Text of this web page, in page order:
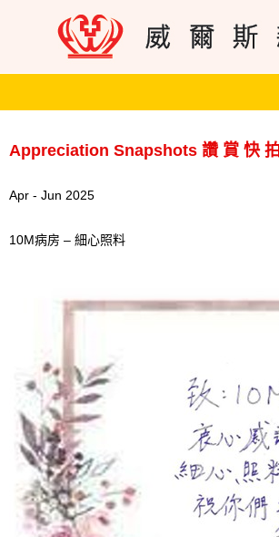
Appreciation Snapshots 讚 賞 快 拍
Apr - Jun 2025
10M病房 – 細心照料